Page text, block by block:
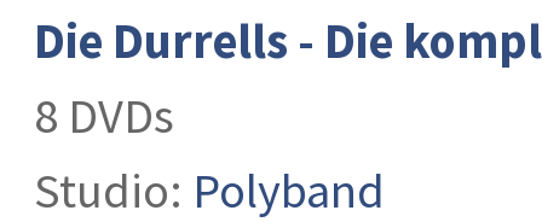
Die Durrells - Die
8 DVDs
Studio: Polyband